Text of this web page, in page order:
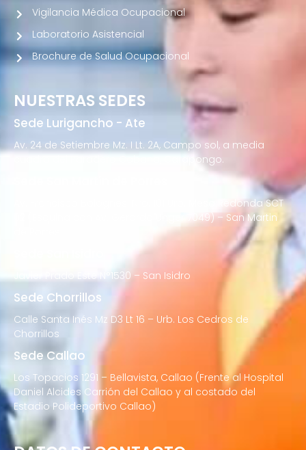
NUESTRAS SEDES
Sede Lurigancho - Ate
Av. 24 de Setiembre Mz. I Lt. 2A, Campo sol, a media
cuadra del Paradero Cabana, Carapongo.
Av. Francisco Bolognesi Nro. 101 Urb. Mesa Redonda SCT
02 (Esquina con Av. Gerardo Unger 7049) – San Martin
Javier Prado Este N°1530 – San Isidro
Sede Chorrillos
Calle Santa Inés Mz D3 Lt 16 – Urb. Los Cedros de
Chorrillos
Sede Callao
Los Topacios 1291 – Bellavista, Callao (Frente al Hospital
Daniel Alcides Carrión del Callao y al costado del
Estadio Polideportivo Callao)
Vigilancia Médica Ocupacional
Laboratorio Asistencial
Brochure de Salud Ocupacional